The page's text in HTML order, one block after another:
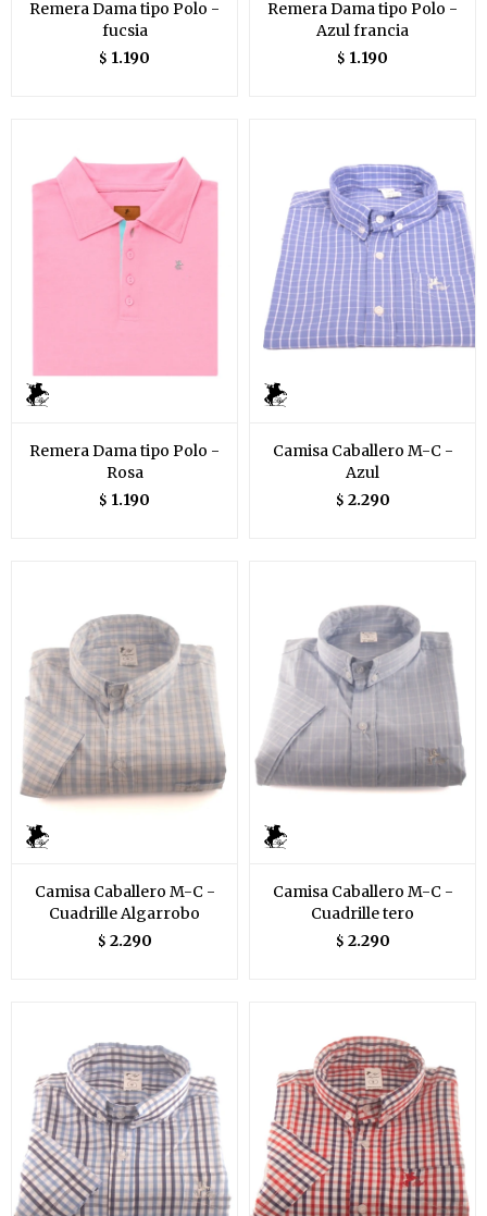
Remera Dama tipo Polo -
fucsia
$ 1.190
Remera Dama tipo Polo -
Azul francia
$ 1.190
Remera Dama tipo Polo -
Rosa
$ 1.190
Camisa Caballero M-C -
Azul
$ 2.290
Camisa Caballero M-C -
Cuadrille Algarrobo
$ 2.290
Camisa Caballero M-C -
Cuadrille tero
$ 2.290